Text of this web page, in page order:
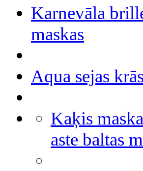
Karnevāla
maskas
Aqua sejas
Kaķis
aste baltas